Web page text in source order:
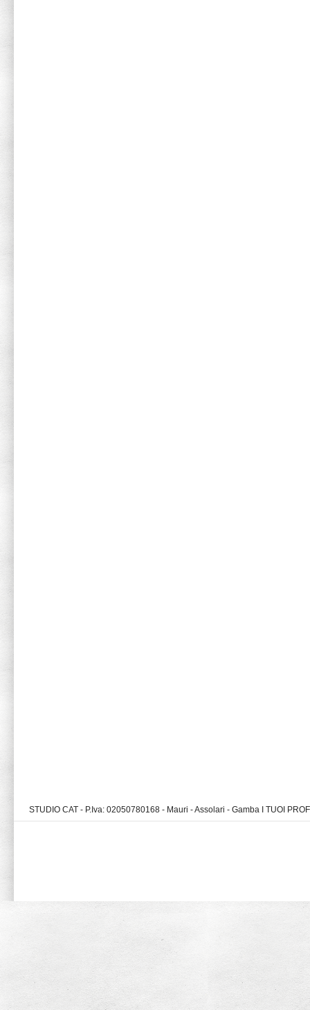
STUDIO CAT - P.Iva: 02050780168 - Mauri - Assolari - Gamba I TUOI